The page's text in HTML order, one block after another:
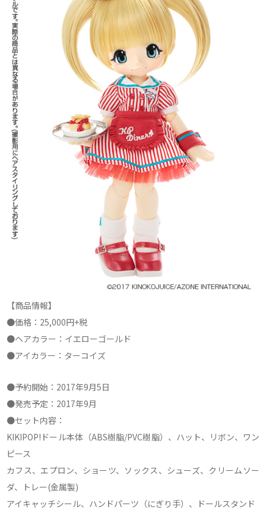
【商品情報】
●価格：25,000円+税
●ヘアカラー：イエローゴールド
●アイカラー：ターコイズ
●予約開始：2017年9月5日
●発売予定：2017年9月
●セット内容：
KIKIPOP!ドール本体（ABS樹脂/PVC樹脂）、ハット、リボン、ワン
ピース
カフス、エプロン、ショーツ、ソックス、シューズ、クリームソー
ダ、トレー(金属製)
アイキャッチシール、ハンドパーツ（にぎり手）、ドールスタンド